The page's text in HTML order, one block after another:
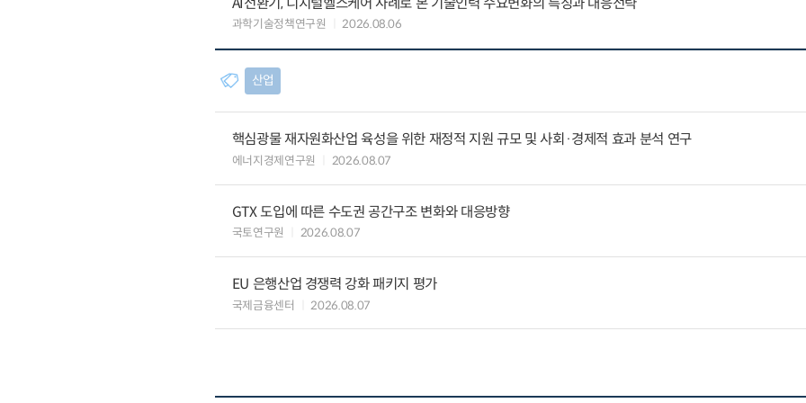
과학기술정책연구원 2026.08.06
산업
핵심광물 재자원화산업 육성을 위한 재정적 지원 규모 및 사회·경제적 효과 분석 연구
에너지경제연구원 2026.08.07
GTX 도입에 따른 수도권 공간구조 변화와 대응방향
국토연구원 2026.08.07
EU 은행산업 경쟁력 강화 패키지 평가
국제금융센터 2026.08.07